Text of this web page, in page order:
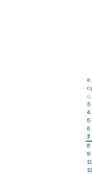
«
‹
…
3
4
5
6
7
8
9
11